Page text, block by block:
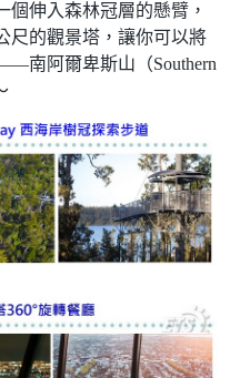
個伸入森林冠層的懸臂，
尺的觀景塔，讓你可以將
南阿爾卑斯山（Southern